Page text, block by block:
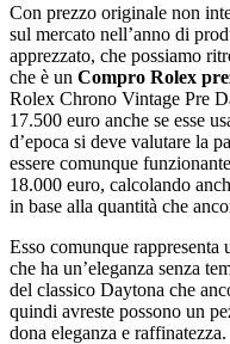
Con prezzo originale non
sul mercato nell’anno di
apprezzato, che possiamo
che è un Compro Rolex
Rolex Chrono Vintage Pre
17.500 euro anche se esse
d’epoca si deve valutare la
essere comunque
18.000 euro, calcolando
in base alla quantità che
Esso comunque
che ha un’eleganza senza
del classico Daytona che
quindi avreste possono un
dona eleganza e raffinatezza.